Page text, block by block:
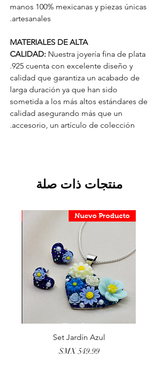
manos 100% mexicanas y piezas únicas
artesanales.
MATERIALES DE ALTA
CALIDAD: Nuestra joyería fina de plata
.925 cuenta con excelente diseño y
calidad que garantiza un acabado de
larga duración ya que han sido
sometida a los más altos estándares de
calidad asegurando más que un
accesorio, un artículo de colección.
منتجات ذات صلة
Nuevo Producto
Set Jardín Azul
السعر‏549.99 MX$